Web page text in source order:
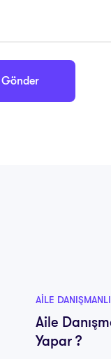
AILE
Aile
Yapar ?